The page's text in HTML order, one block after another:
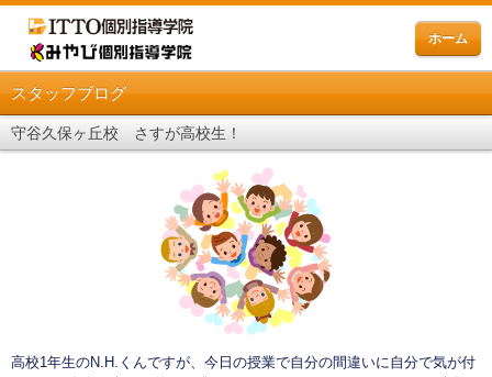
ホーム
スタッフブログ
守谷久保ヶ丘校 さすが高校生！
高校1年生のN.H.くんですが、今日の授業で自分の間違いに自分で気が付